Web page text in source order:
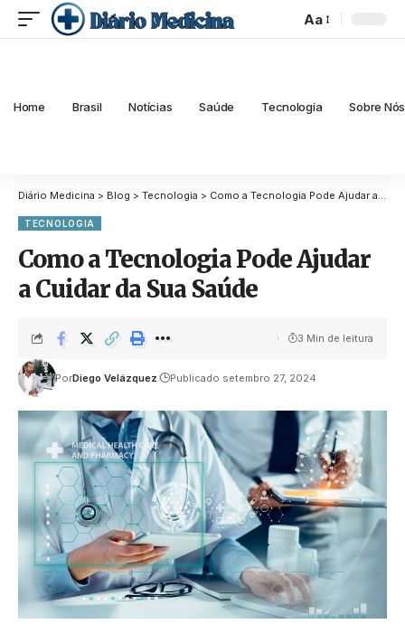
Aa
Home Brasil Notícias Saúde Tecnologia Sobre Nós
Diário Medicina > Blog > Tecnologia > Como a Tecnologia Pode Ajudar a Cuidar da Sua Saúde
TECNOLOGIA
Como a Tecnologia Pode Ajudar
a Cuidar da Sua Saúde
PorDiego Velázquez Publicado setembro 27, 2024
3 Min de leitura